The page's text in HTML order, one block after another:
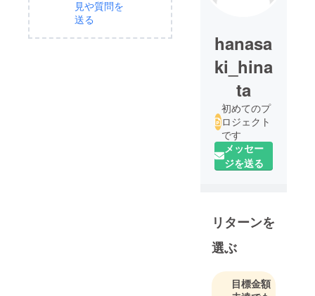
見や質問を
送る
hanasa
ki_hina
ta
初めてのプ
ロジェクト
です
メッセー
ジを送る
リターンを
選ぶ
目標金額